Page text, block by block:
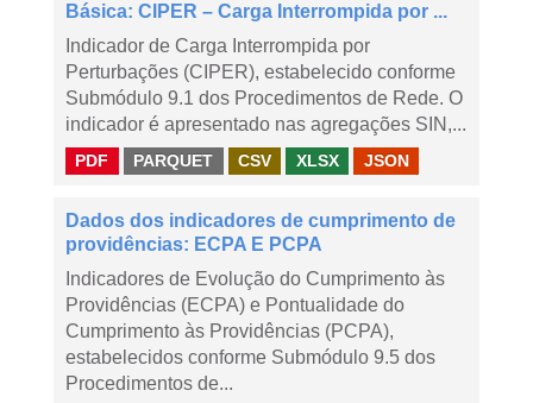
Básica: CIPER – Carga Interrompida por ...
Indicador de Carga Interrompida por
Perturbações (CIPER), estabelecido conforme
Submódulo 9.1 dos Procedimentos de Rede. O
indicador é apresentado nas agregações SIN,...
PDF PARQUET CSV XLSX JSON
Dados dos indicadores de cumprimento de
providências: ECPA E PCPA
Indicadores de Evolução do Cumprimento às
Providências (ECPA) e Pontualidade do
Cumprimento às Providências (PCPA),
estabelecidos conforme Submódulo 9.5 dos
Procedimentos de...